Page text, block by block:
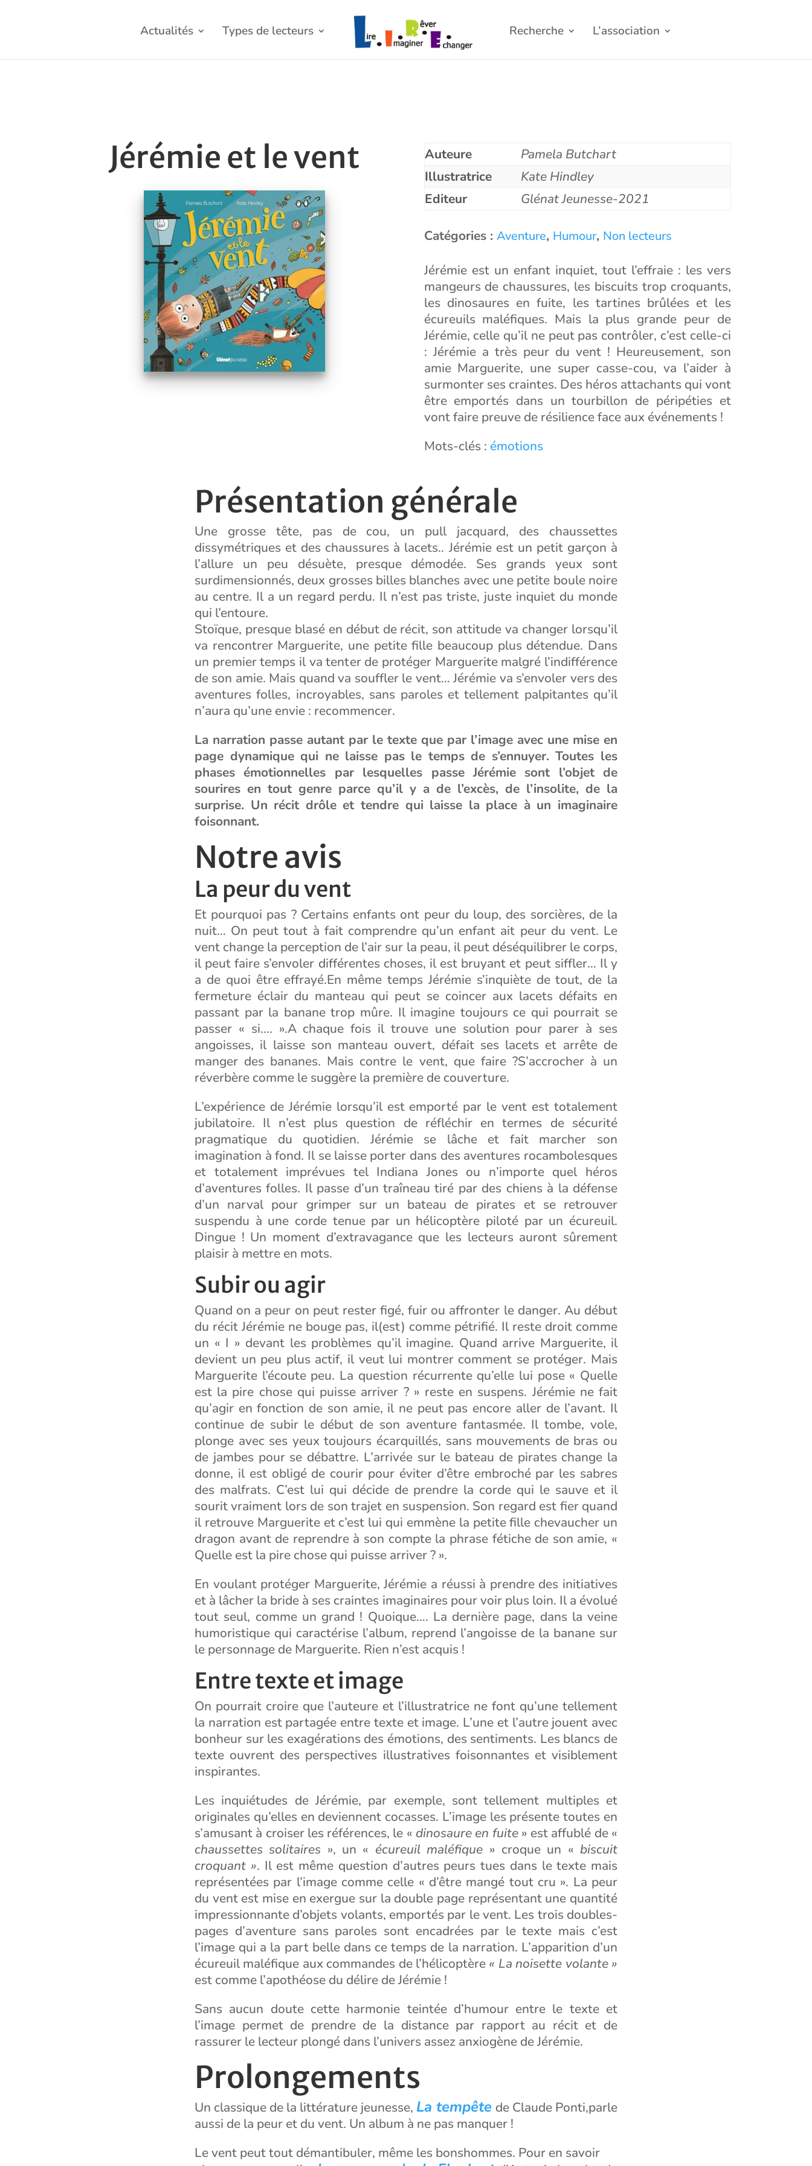
Actualités Types de lecteurs Recherche L’association
Jérémie et le vent Auteure
Pamela Butchart
Illustratrice
Kate Hindley
Editeur
Glénat Jeunesse-2021
Catégories : Aventure, Humour, Non lecteurs
Jérémie est un enfant inquiet, tout l’effraie : les vers
mangeurs de chaussures, les biscuits trop croquants,
les dinosaures en fuite, les tartines brûlées et les
écureuils maléfiques. Mais la plus grande peur de
Jérémie, celle qu’il ne peut pas contrôler, c’est celle-ci
: Jérémie a très peur du vent ! Heureusement, son
amie Marguerite, une super casse-cou, va l’aider à
surmonter ses craintes. Des héros attachants qui vont
être emportés dans un tourbillon de péripéties et
vont faire preuve de résilience face aux événements !
Mots-clés : émotions
Présentation générale
Une grosse tête, pas de cou, un pull jacquard, des chaussettes
dissymétriques et des chaussures à lacets.. Jérémie est un petit garçon à
l’allure un peu désuète, presque démodée. Ses grands yeux sont
surdimensionnés, deux grosses billes blanches avec une petite boule noire
au centre. Il a un regard perdu. Il n’est pas triste, juste inquiet du monde
qui l’entoure.
Stoïque, presque blasé en début de récit, son attitude va changer lorsqu’il
va rencontrer Marguerite, une petite fille beaucoup plus détendue. Dans
un premier temps il va tenter de protéger Marguerite malgré l’indifférence
de son amie. Mais quand va souffler le vent… Jérémie va s’envoler vers des
aventures folles, incroyables, sans paroles et tellement palpitantes qu’il
n’aura qu’une envie : recommencer.
La narration passe autant par le texte que par l’image avec une mise en
page dynamique qui ne laisse pas le temps de s’ennuyer. Toutes les
phases émotionnelles par lesquelles passe Jérémie sont l’objet de
sourires en tout genre parce qu’il y a de l’excès, de l’insolite, de la
surprise. Un récit drôle et tendre qui laisse la place à un imaginaire
foisonnant.
Notre avis
La peur du vent
Et pourquoi pas ? Certains enfants ont peur du loup, des sorcières, de la
nuit… On peut tout à fait comprendre qu’un enfant ait peur du vent. Le
vent change la perception de l’air sur la peau, il peut déséquilibrer le corps,
il peut faire s’envoler différentes choses, il est bruyant et peut siffler… Il y
a de quoi être effrayé.En même temps Jérémie s’inquiète de tout, de la
fermeture éclair du manteau qui peut se coincer aux lacets défaits en
passant par la banane trop mûre. Il imagine toujours ce qui pourrait se
passer « si…. ».A chaque fois il trouve une solution pour parer à ses
angoisses, il laisse son manteau ouvert, défait ses lacets et arrête de
manger des bananes. Mais contre le vent, que faire ?S’accrocher à un
réverbère comme le suggère la première de couverture.
L’expérience de Jérémie lorsqu’il est emporté par le vent est totalement
jubilatoire. Il n’est plus question de réfléchir en termes de sécurité
pragmatique du quotidien. Jérémie se lâche et fait marcher son
imagination à fond. Il se laisse porter dans des aventures rocambolesques
et totalement imprévues tel Indiana Jones ou n’importe quel héros
d’aventures folles. Il passe d’un traîneau tiré par des chiens à la défense
d’un narval pour grimper sur un bateau de pirates et se retrouver
suspendu à une corde tenue par un hélicoptère piloté par un écureuil.
Dingue ! Un moment d’extravagance que les lecteurs auront sûrement
plaisir à mettre en mots.
Subir ou agir
Quand on a peur on peut rester figé, fuir ou affronter le danger. Au début
du récit Jérémie ne bouge pas, il(est) comme pétrifié. Il reste droit comme
un « I » devant les problèmes qu’il imagine. Quand arrive Marguerite, il
devient un peu plus actif, il veut lui montrer comment se protéger. Mais
Marguerite l’écoute peu. La question récurrente qu’elle lui pose « Quelle
est la pire chose qui puisse arriver ? » reste en suspens. Jérémie ne fait
qu’agir en fonction de son amie, il ne peut pas encore aller de l’avant. Il
continue de subir le début de son aventure fantasmée. Il tombe, vole,
plonge avec ses yeux toujours écarquillés, sans mouvements de bras ou
de jambes pour se débattre. L’arrivée sur le bateau de pirates change la
donne, il est obligé de courir pour éviter d’être embroché par les sabres
des malfrats. C’est lui qui décide de prendre la corde qui le sauve et il
sourit vraiment lors de son trajet en suspension. Son regard est fier quand
il retrouve Marguerite et c’est lui qui emmène la petite fille chevaucher un
dragon avant de reprendre à son compte la phrase fétiche de son amie, «
Quelle est la pire chose qui puisse arriver ? ».
En voulant protéger Marguerite, Jérémie a réussi à prendre des initiatives
et à lâcher la bride à ses craintes imaginaires pour voir plus loin. Il a évolué
tout seul, comme un grand ! Quoique…. La dernière page, dans la veine
humoristique qui caractérise l’album, reprend l’angoisse de la banane sur
le personnage de Marguerite. Rien n’est acquis !
Entre texte et image
On pourrait croire que l’auteure et l’illustratrice ne font qu’une tellement
la narration est partagée entre texte et image. L’une et l’autre jouent avec
bonheur sur les exagérations des émotions, des sentiments. Les blancs de
texte ouvrent des perspectives illustratives foisonnantes et visiblement
inspirantes.
Les inquiétudes de Jérémie, par exemple, sont tellement multiples et
originales qu’elles en deviennent cocasses. L’image les présente toutes en
s’amusant à croiser les références, le « dinosaure en fuite» est affublé de «
chaussettes solitaires », un « écureuil maléfique » croque un « biscuit
croquant ». Il est même question d’autres peurs tues dans le texte mais
représentées par l’image comme celle « d’être mangé tout cru ». La peur
du vent est mise en exergue sur la double page représentant une quantité
impressionnante d’objets volants, emportés par le vent. Les trois doubles-
pages d’aventure sans paroles sont encadrées par le texte mais c’est
l’image qui a la part belle dans ce temps de la narration. L’apparition d’un
écureuil maléfique aux commandes de l’hélicoptère « La noisette volante »
est comme l’apothéose du délire de Jérémie !
Sans aucun doute cette harmonie teintée d’humour entre le texte et
l’image permet de prendre de la distance par rapport au récit et de
rassurer le lecteur plongé dans l’univers assez anxiogène de Jérémie.
Prolongements
Un classique de la littérature jeunesse, La tempête de Claude Ponti,parle
aussi de la peur et du vent. Un album à ne pas manquer !
Le vent peut tout démantibuler, même les bonshommes. Pour en savoir